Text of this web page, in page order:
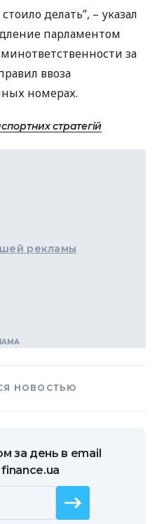
делать”, – указал
парламентом
за
ввоза
номерах.
стратегій
рекламы
НОВОСТЬЮ
за день в email